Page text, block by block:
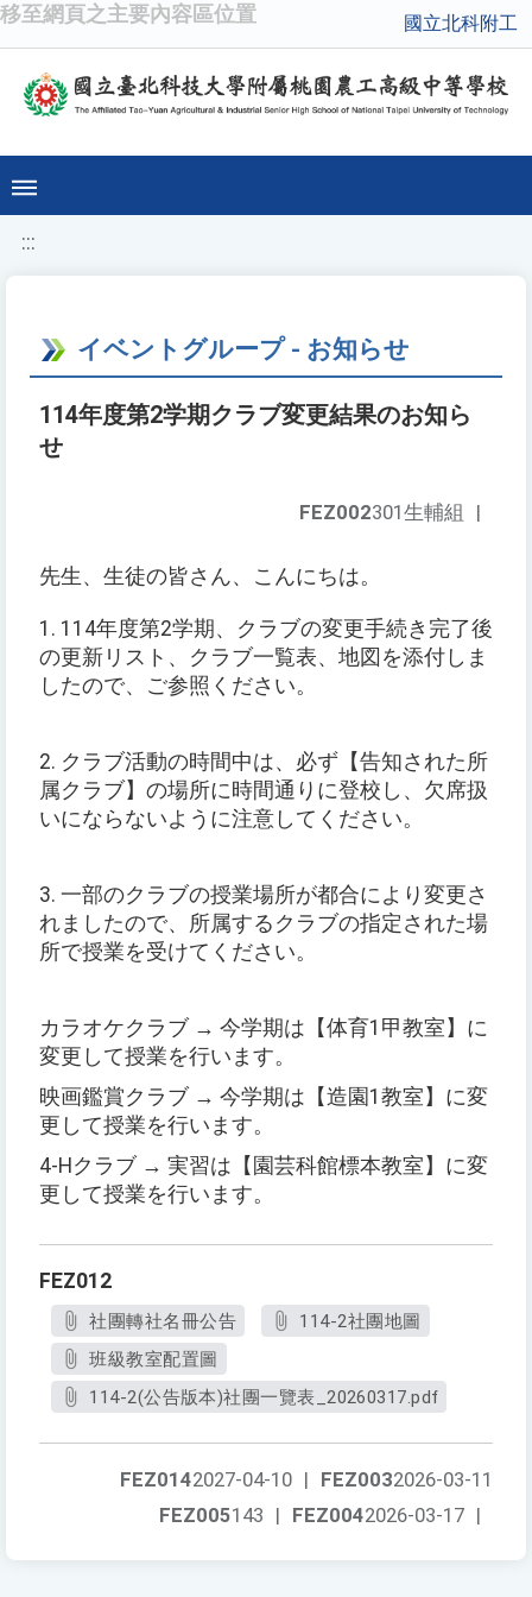
移至網頁之主要內容區位置 國立北科附工
:::
イベントグループ - お知らせ
114年度第2学期クラブ変更結果のお知ら
せ
FEZ002301生輔組 |
先生、生徒の皆さん、こんにちは。
1. 114年度第2学期、クラブの変更手続き完了後
の更新リスト、クラブ一覧表、地図を添付しま
したので、ご参照ください。
2. クラブ活動の時間中は、必ず【告知された所
属クラブ】の場所に時間通りに登校し、欠席扱
いにならないように注意してください。
3. 一部のクラブの授業場所が都合により変更さ
れましたので、所属するクラブの指定された場
所で授業を受けてください。
カラオケクラブ → 今学期は【体育1甲教室】に
変更して授業を行います。
映画鑑賞クラブ → 今学期は【造園1教室】に変
更して授業を行います。
4-Hクラブ → 実習は【園芸科館標本教室】に変
更して授業を行います。
FEZ012
社團轉社名冊公告
114-2社團地圖
班級教室配置圖
114-2(公告版本)社團一覽表_20260317.pdf
FEZ0032026-03-11
FEZ0142027-04-10 |
FEZ0042026-03-17 |
FEZ005143 |